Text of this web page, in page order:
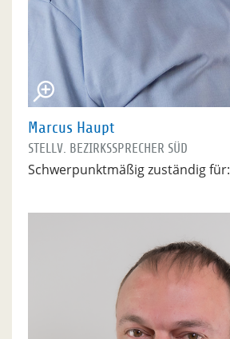
Marcus Haupt
STELLV. BEZIRKSSPRECHER SÜD
Schwerpunktmäßig zuständig für: